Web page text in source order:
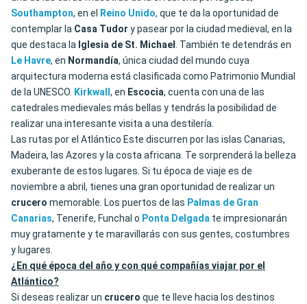
Southampton, en el Reino Unido, que te da la oportunidad de
contemplar la Casa Tudor y pasear por la ciudad medieval, en la
que destaca la Iglesia de St. Michael . También te detendrás en
Le Havre, en Normandía, única ciudad del mundo cuya
arquitectura moderna está clasificada como Patrimonio Mundial
de la UNESCO. Kirkwall , en Escocia, cuenta con una de las
catedrales medievales más bellas y tendrás la posibilidad de
realizar una interesante visita a una destilería.
Las rutas por el Atlántico Este discurren por las islas Canarias,
Madeira, las Azores y la costa africana. Te sorprenderá la belleza
exuberante de estos lugares. Si tu época de viaje es de
noviembre a abril, tienes una gran oportunidad de realizar un
crucero memorable. Los puertos de las Palmas de Gran
Canarias, Tenerife, Funchal o Ponta Delgada te impresionarán
muy gratamente y te maravillarás con sus gentes, costumbres
y lugares.
¿En qué época del año y con qué compañías viajar por el
Atlántico?
Si deseas realizar un crucero que te lleve hacia los destinos